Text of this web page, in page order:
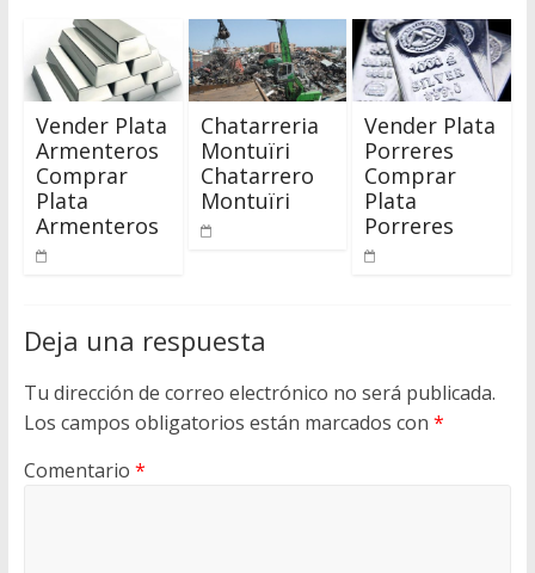
Vender Plata
Armenteros
Comprar
Plata
Armenteros
Chatarreria
Montuïri
Chatarrero
Montuïri
Vender Plata
Porreres
Comprar
Plata
Porreres
Deja una respuesta
Tu dirección de correo electrónico no será publicada.
Los campos obligatorios están marcados con *
Comentario *